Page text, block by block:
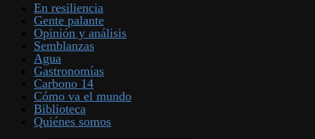
En resiliencia
Gente palante
Opinión y análisis
Semblanzas
Agua
Gastronomías
Carbono 14
Cómo va el mundo
Biblioteca
Quiénes somos